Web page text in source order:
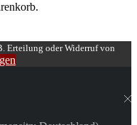
Erteilung oder Widerruf von